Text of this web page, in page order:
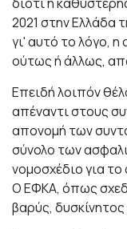
2021 στην Ελλάδα
γι' αυτό το λόγο, η
ούτως ή άλλως,
Επειδή λοιπόν
απέναντι στους
απονομή των
σύνολο των
νομοσχέδιο για
Ο ΕΦΚΑ, όπως
βαρύς,